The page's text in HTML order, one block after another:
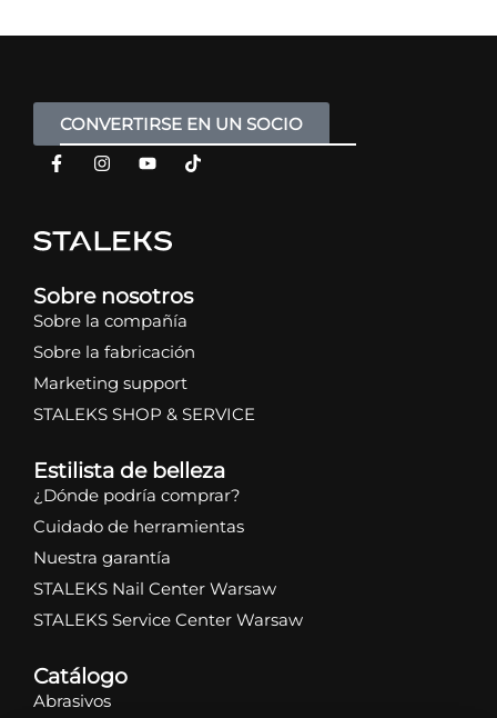
CONVERTIRSE EN UN SOCIO
Sobre nosotros
Sobre la compañía
Sobre la fabricación
Marketing support
STALEKS SHOP & SERVICE
Estilista de belleza
¿Dónde podría comprar?
Cuidado de herramientas
Nuestra garantía
STALEKS Nail Center Warsaw
STALEKS Service Center Warsaw
Catálogo
Abrasivos